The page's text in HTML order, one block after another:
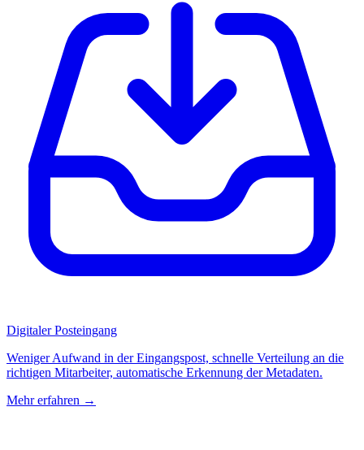
Digitaler Posteingang
Weniger Aufwand in der Eingangspost, schnelle Verteilung an die
richtigen Mitarbeiter, automatische Erkennung der Metadaten.
Mehr erfahren →